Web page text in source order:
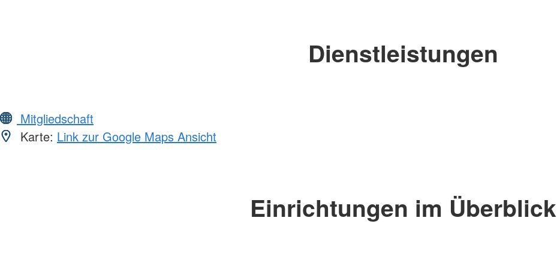
Dienstleistungen
Mitgliedschaft
Karte: Link zur Google Maps Ansicht
Einrichtungen im Überblick